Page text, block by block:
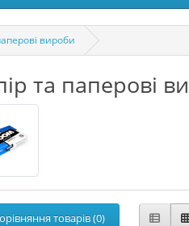
вироби
та паперові
товарів (0)